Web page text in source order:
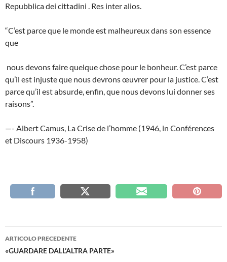
Repubblica dei cittadini . Res inter alios.
“C’est parce que le monde est malheureux dans son essence
que
nous devons faire quelque chose pour le bonheur. C’est parce
qu’il est injuste que nous devrons œuvrer pour la justice. C’est
parce qu’il est absurde, enfin, que nous devons lui donner ses
raisons”.
—- Albert Camus, La Crise de l’homme (1946, in Conférences
et Discours 1936-1958)
Navigazione
articolo
ARTICOLO PRECEDENTE
«GUARDARE DALL’ALTRA PARTE»